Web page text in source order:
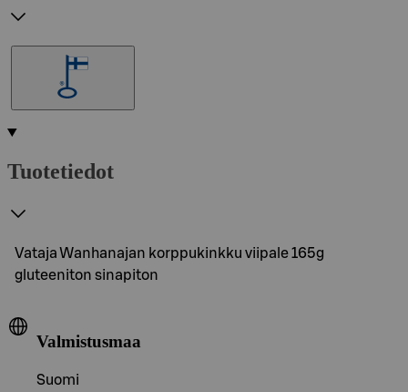
Tuotetiedot
Vataja Wanhanajan korppukinkku viipale 165g
gluteeniton sinapiton
Valmistusmaa
Suomi